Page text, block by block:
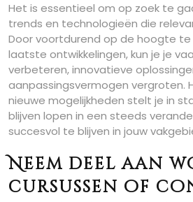
Het is essentieel om op zoek te
trends en technologieën die
Door voortdurend op de hoogte te
laatste ontwikkelingen, kun je je
verbeteren, innovatieve
aanpassingsvermogen vergroten.
nieuwe mogelijkheden stelt je in
blijven lopen in een steeds
succesvol te blijven in jouw
Neem deel aan
cursussen of